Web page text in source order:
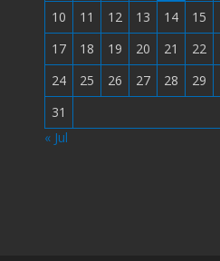
10
11 12 13 14 15
17
18 19 20 21 22
24
25 26 27 28 29
31
« Jul